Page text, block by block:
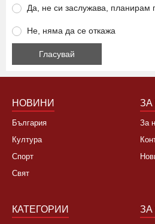
Да, не си заслужава, планирам
Не, няма да се откажа
НОВИНИ
България
Култура
Спорт
Свят
ЗА
За
КАТЕГОРИИ ЗА